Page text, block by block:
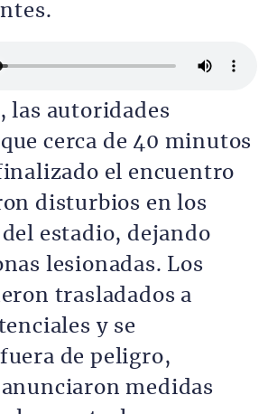
las autoridades
cerca de 40 minutos
el encuentro
disturbios en los
estadio, dejando
lesionadas. Los
trasladados a
y se
de peligro,
medidas